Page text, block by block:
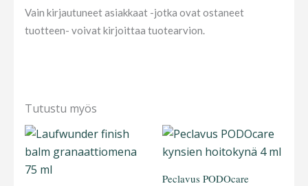
Vain kirjautuneet asiakkaat -jotka ovat ostaneet
tuotteen- voivat kirjoittaa tuotearvion.
Tutustu myös
Peclavus PODOcare